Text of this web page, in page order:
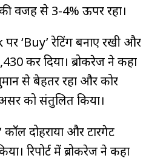
वजह से 3-4% ऊपर रहा।
‘Buy’ रेटिंग बनाए रखी और
कर दिया। ब्रोकरेज ने कहा
से बेहतर रहा और कोर
को संतुलित किया।
दोहराया और टारगेट
रिपोर्ट में ब्रोकरेज ने कहा